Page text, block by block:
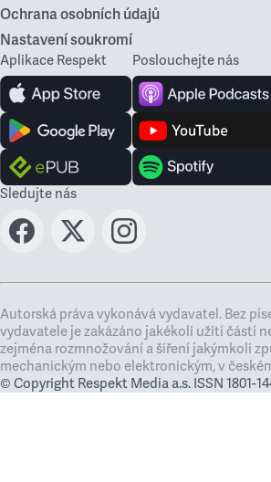
Ochrana osobních údajů
Nastavení soukromí
Aplikace Respekt Poslouchejte nás
Sledujte nás
Autorská práva vykonává vydavatel. Bez
vydavatele je zakázáno jakékoli užití částí
zejména rozmnožování a šíření jakýmkoli
mechanickým nebo elektronickým, v
© Copyright Respekt Media a.s. ISSN 1801-